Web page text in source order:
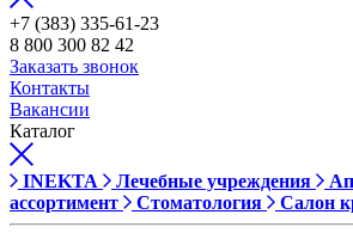
+7 (383) 335-61-23
8 800 300 82 42
Заказать звонок
Контакты
Вакансии
Каталог
INEKTA Лечебные учреждения
ассортимент
Стоматология Салон